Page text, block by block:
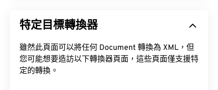
特定目標轉換器
雖然此頁面可以將任何 Document 轉換為 XML，但
您可能想要造訪以下轉換器頁面，這些頁面僅支援特
定的轉換。